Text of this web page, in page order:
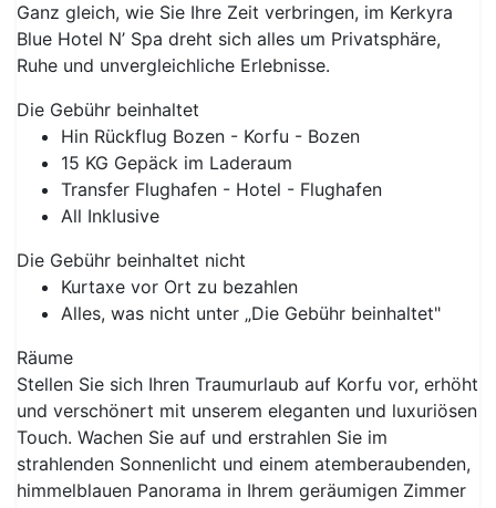
Ganz gleich, wie Sie Ihre Zeit verbringen, im Kerkyra
Blue Hotel N’ Spa dreht sich alles um Privatsphäre,
Ruhe und unvergleichliche Erlebnisse.
Die Gebühr beinhaltet
Hin Rückflug Bozen - Korfu - Bozen
15 KG Gepäck im Laderaum
Transfer Flughafen - Hotel - Flughafen
All Inklusive
Die Gebühr beinhaltet nicht
Kurtaxe vor Ort zu bezahlen
Alles, was nicht unter „Die Gebühr beinhaltet"
Räume
Stellen Sie sich Ihren Traumurlaub auf Korfu vor, erhöht
und verschönert mit unserem eleganten und luxuriösen
Touch. Wachen Sie auf und erstrahlen Sie im
strahlenden Sonnenlicht und einem atemberaubenden,
himmelblauen Panorama in Ihrem geräumigen Zimmer